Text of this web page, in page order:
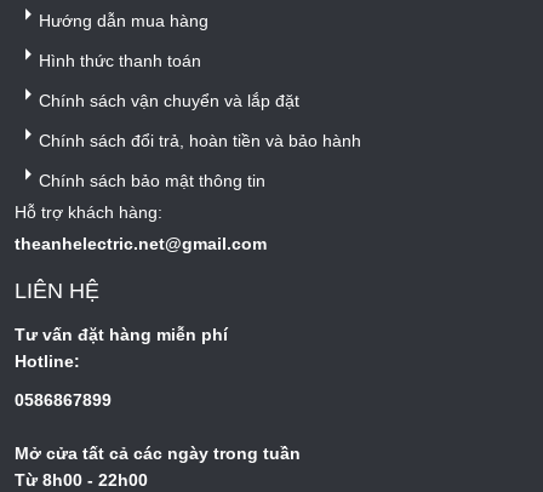
Hướng dẫn mua hàng
Hình thức thanh toán
Chính sách vận chuyển và lắp đặt
Chính sách đổi trả, hoàn tiền và bảo hành
Chính sách bảo mật thông tin
Hỗ trợ khách hàng:
theanhelectric.net@gmail.com
LIÊN HỆ
Tư vấn đặt hàng miễn phí
Hotline:
0586867899
Mở cửa tất cả các ngày trong tuần
Từ 8h00 - 22h00